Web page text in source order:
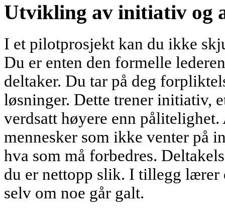
Utvikling av initiativ og
I et pilotprosjekt kan du ikke
Du er enten den formelle
deltaker. Du tar på deg
løsninger. Dette trener initiativ,
verdsatt høyere enn
mennesker som ikke venter på
hva som må forbedres.
du er nettopp slik. I tillegg lærer
selv om noe går galt.